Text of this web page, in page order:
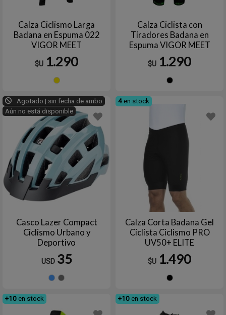
Calza Ciclismo Larga
Badana en Espuma 022
VIGOR MEET
$U 1.290
Calza Ciclista con
Tiradores Badana en
Espuma VIGOR MEET
$U 1.290
Agotado | sin fecha de arribo
Aún no está disponible
Casco Lazer Compact
Ciclismo Urbano y
Deportivo
USD 35
4 en stock
Calza Corta Badana Gel
Ciclista Ciclismo PRO
UV50+ ELITE
$U 1.490
+10 en stock +10 en stock